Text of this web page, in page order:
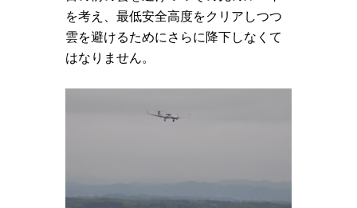
を考え、最低安全高度をクリアしつつ
雲を避けるためにさらに降下しなくて
はなりません。